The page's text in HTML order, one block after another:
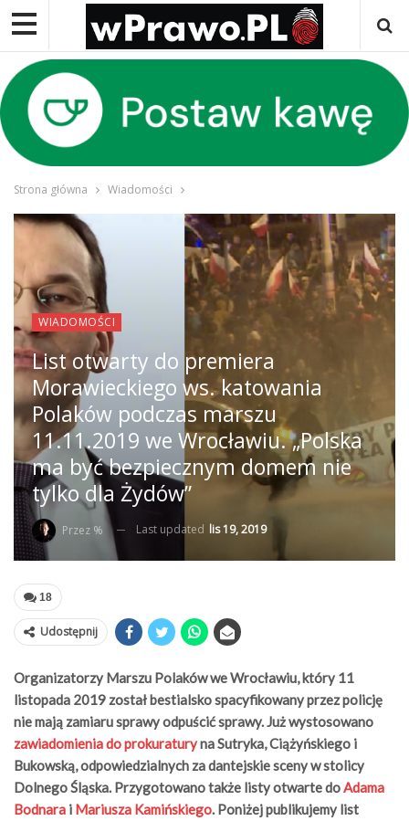
Strona główna Wiadomości
WIADOMOŚCI
List otwarty do premiera
Morawieckiego ws. katowania
Polaków podczas marszu
11.11.2019 we Wrocławiu. „Polska
ma być bezpiecznym domem nie
tylko dla Żydów”
Przez % Last updated lis 19, 2019
18
Udostępnij
Organizatorzy Marszu Polaków we Wrocławiu, który 11
listopada 2019 został bestialsko spacyfikowany przez policję
nie mają zamiaru sprawy odpuścić sprawy. Już wystosowano
zawiadomienia do prokuraturyna Sutryka, Ciążyńskiego i
Bukowską, odpowiedzialnych za dantejskie sceny w stolicy
Dolnego Śląska. Przygotowano także listy otwarte doAdama
Bodnara i Mariusza Kamińskiego. Poniżej publikujemy list